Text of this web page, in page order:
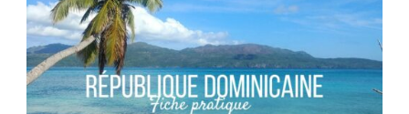
Audrey Blog,Europe